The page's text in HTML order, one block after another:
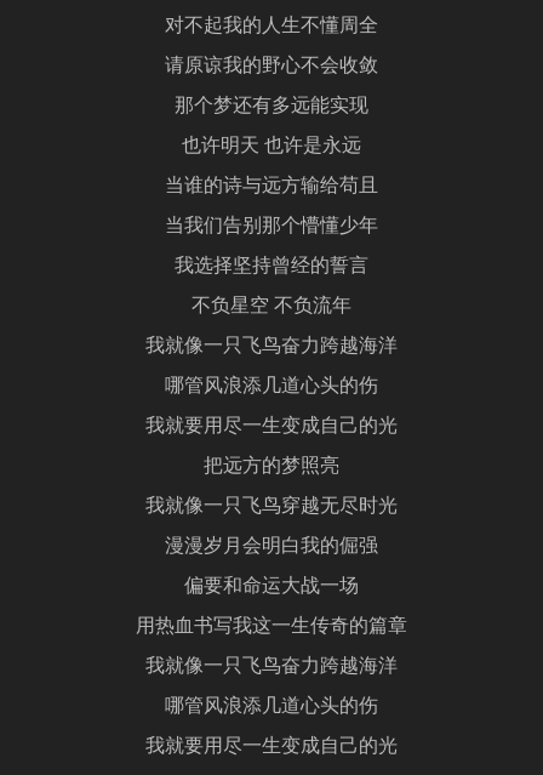
对不起我的人生不懂周全
请原谅我的野心不会收敛
那个梦还有多远能实现
也许明天 也许是永远
当谁的诗与远方输给苟且
当我们告别那个懵懂少年
我选择坚持曾经的誓言
不负星空 不负流年
我就像一只飞鸟奋力跨越海洋
哪管风浪添几道心头的伤
我就要用尽一生变成自己的光
把远方的梦照亮
我就像一只飞鸟穿越无尽时光
漫漫岁月会明白我的倔强
偏要和命运大战一场
用热血书写我这一生传奇的篇章
我就像一只飞鸟奋力跨越海洋
哪管风浪添几道心头的伤
我就要用尽一生变成自己的光